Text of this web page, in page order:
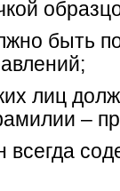
быть
лиц
–